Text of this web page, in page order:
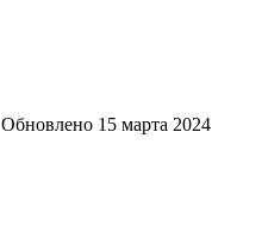
Обновлено 15 марта 2024